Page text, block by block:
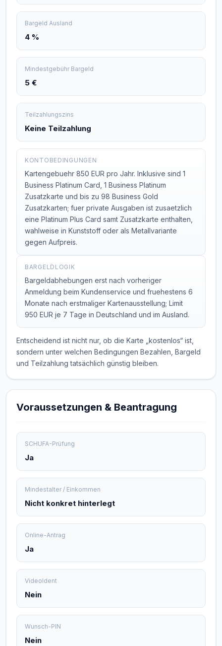
Bargeld Ausland
4 %
Mindestgebühr Bargeld
5 €
Teilzahlungszins
Keine Teilzahlung
KONTOBEDINGUNGEN
Kartengebuehr 850 EUR pro Jahr. Inklusive sind 1
Business Platinum Card, 1 Business Platinum
Zusatzkarte und bis zu 98 Business Gold
Zusatzkarten; fuer private Ausgaben ist zusaetzlich
eine Platinum Plus Card samt Zusatzkarte enthalten,
wahlweise in Kunststoff oder als Metallvariante
gegen Aufpreis.
BARGELDLOGIK
Bargeldabhebungen erst nach vorheriger
Anmeldung beim Kundenservice und fruehestens 6
Monate nach erstmaliger Kartenausstellung; Limit
950 EUR je 7 Tage in Deutschland und im Ausland.
Entscheidend ist nicht nur, ob die Karte „kostenlos“ ist,
sondern unter welchen Bedingungen Bezahlen, Bargeld
und Teilzahlung tatsächlich günstig bleiben.
Voraussetzungen & Beantragung
SCHUFA-Prüfung
Ja
Mindestalter / Einkommen
Nicht konkret hinterlegt
Online-Antrag
Ja
VideoIdent
Nein
Wunsch-PIN
Nein